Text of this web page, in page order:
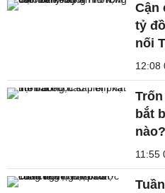
Cận
tỷ
nối
12:08
bắt
nào?
11:55